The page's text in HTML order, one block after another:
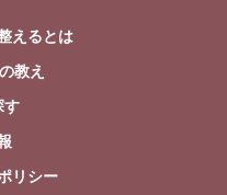
えるとは
教え
す
リシー